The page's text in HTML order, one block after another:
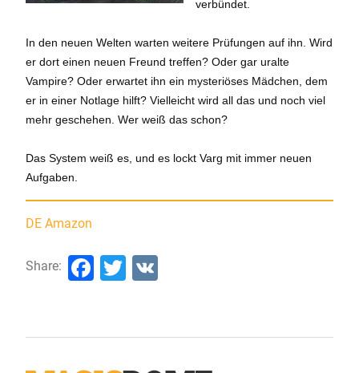
verbündet.
In den neuen Welten warten weitere Prüfungen auf ihn. Wird
er dort einen neuen Freund treffen? Oder gar uralte
Vampire? Oder erwartet ihn ein mysteriöses Mädchen, dem
er in einer Notlage hilft? Vielleicht wird all das und noch viel
mehr geschehen. Wer weiß das schon?
Das System weiß es, und es lockt Varg mit immer neuen
Aufgaben.
DE Amazon
Share: Facebook
Twitter